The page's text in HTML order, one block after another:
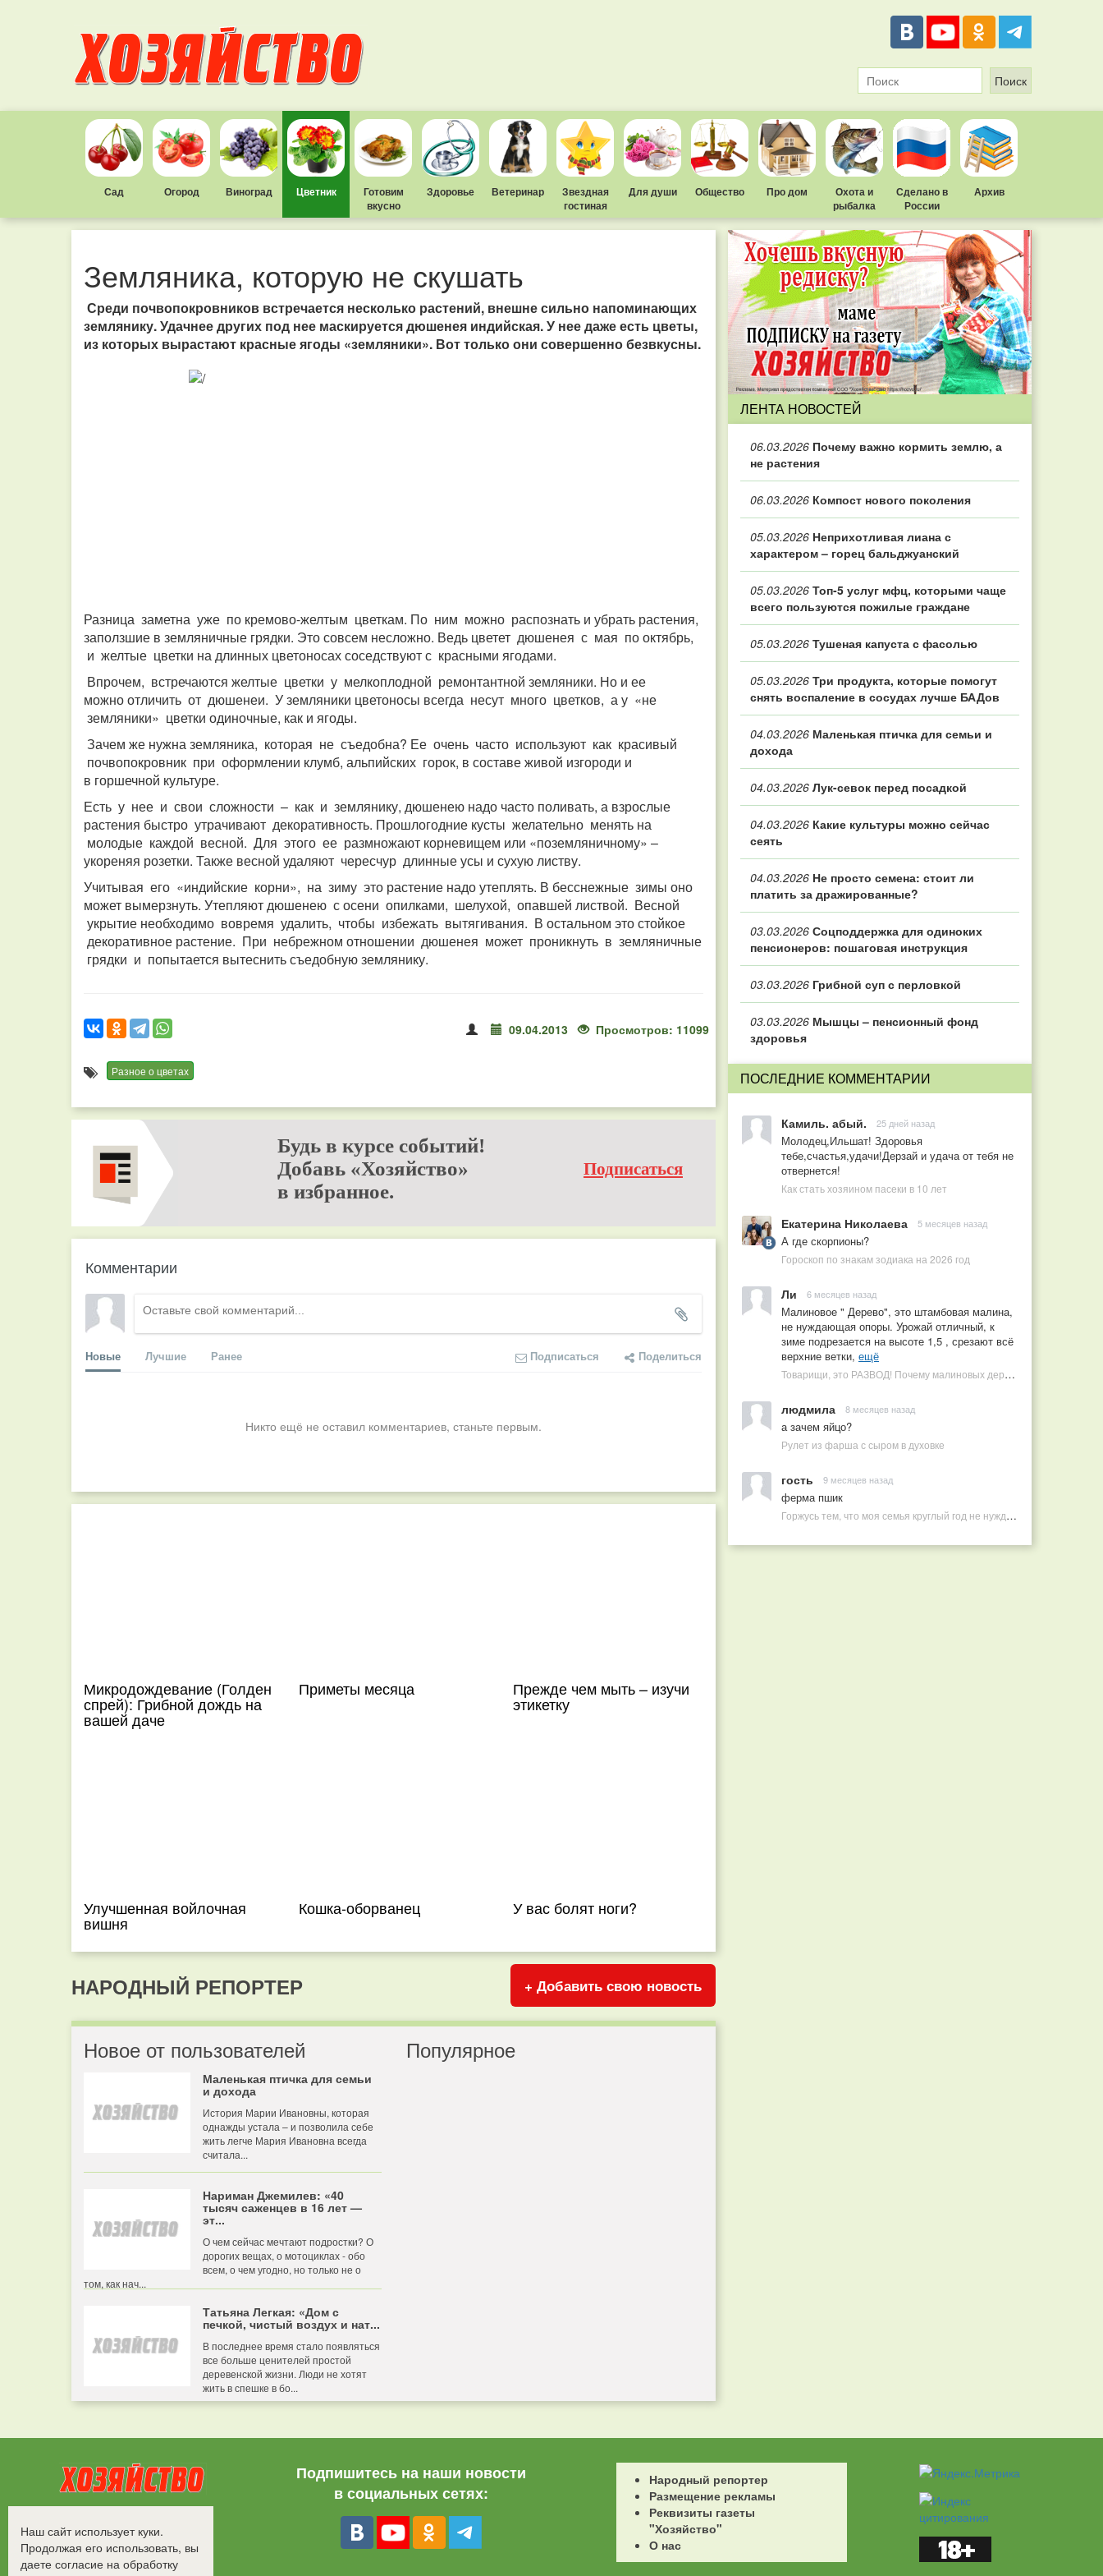
Сад Огород Виноград Цветник
Готовим
вкусно
Здоровье Ветеринар
Звездная
гостиная
Для души Общество Про дом
Охота и
рыбалка
Сделано в
России
Архив
Земляника, которую не скушать
Среди почвопокровников встречается несколько растений, внешне сильно напоминающих
землянику. Удачнее других под нее маскируется дюшенея индийская. У нее даже есть цветы,
из которых вырастают красные ягоды «земляники». Вот только они совершенно безвкусны.
Разница заметна уже по кремово-желтым цветкам. По ним можно распознать и убрать растения,
заползшие в земляничные грядки. Это совсем несложно. Ведь цветет дюшенея с мая по октябрь,
и желтые цветки на длинных цветоносах соседствуют с красными ягодами.
Впрочем, встречаются желтые цветки у мелкоплодной ремонтантной земляники. Но и ее
можно отличить от дюшенеи. У земляники цветоносы всегда несут много цветков, а у «не
земляники» цветки одиночные, как и ягоды.
Зачем же нужна земляника, которая не съедобна? Ее очень часто используют как красивый
почвопокровник при оформлении клумб, альпийских горок, в составе живой изгороди и
в горшечной культуре.
Есть у нее и свои сложности – как и землянику, дюшенею надо часто поливать, а взрослые
растения быстро утрачивают декоративность. Прошлогодние кусты желательно менять на
молодые каждой весной. Для этого ее размножают корневищем или «поземляничному» –
укореняя розетки. Также весной удаляют чересчур длинные усы и сухую листву.
Учитывая его «индийские корни», на зиму это растение надо утеплять. В бесснежные зимы оно
может вымерзнуть. Утепляют дюшенею с осени опилками, шелухой, опавшей листвой. Весной
укрытие необходимо вовремя удалить, чтобы избежать вытягивания. В остальном это стойкое
декоративное растение. При небрежном отношении дюшенея может проникнуть в земляничные
грядки и попытается вытеснить съедобную землянику.
09.04.2013 Просмотров: 11099
Разное о цветах
Будь в курсе событий!
Добавь «Хозяйство»
в избранное.
Подписаться
Комментарии
Новые Лучшие Ранее Подписаться Поделиться
Никто ещё не оставил комментариев, станьте первым.
Микродождевание (Голден
спрей): Грибной дождь на
вашей даче
Приметы месяца Прежде чем мыть – изучи
этикетку
Улучшенная войлочная
вишня
Кошка-оборванец У вас болят ноги?
НАРОДНЫЙ РЕПОРТЕР + Добавить свою новость
Новое от пользователей
Маленькая птичка для семьи
и дохода
История Марии Ивановны, которая
однажды устала – и позволила себе
жить легче Мария Ивановна всегда
считала...
Нариман Джемилев: «40
тысяч саженцев в 16 лет —
эт...
О чем сейчас мечтают подростки? О
дорогих вещах, о мотоциклах - обо
всем, о чем угодно, но только не о
том, как нач...
Татьяна Легкая: «Дом с
печкой, чистый воздух и нат...
В последнее время стало появляться
все больше ценителей простой
деревенской жизни. Люди не хотят
жить в спешке в бо...
Популярное
ЛЕНТА НОВОСТЕЙ
06.03.2026 Почему важно кормить землю, а
не растения
06.03.2026 Компост нового поколения
05.03.2026 Неприхотливая лиана с
характером – горец бальджуанский
05.03.2026 Топ‑5 услуг мфц, которыми чаще
всего пользуются пожилые граждане
05.03.2026 Тушеная капуста с фасолью
05.03.2026 Три продукта, которые помогут
снять воспаление в сосудах лучше БАДов
04.03.2026 Маленькая птичка для семьи и
дохода
04.03.2026 Лук-севок перед посадкой
04.03.2026 Какие культуры можно сейчас
сеять
04.03.2026 Не просто семена: стоит ли
платить за дражированные?
03.03.2026 Соцподдержка для одиноких
пенсионеров: пошаговая инструкция
03.03.2026 Грибной суп с перловкой
03.03.2026 Мышцы – пенсионный фонд
здоровья
ПОСЛЕДНИЕ КОММЕНТАРИИ
Камиль. абый. 25 дней назад
Молодец,Ильшат! Здоровья
тебе,счастья,удачи!Дерзай и удача от тебя не
отвернется!
Как стать хозяином пасеки в 10 лет
Екатерина Николаева 5 месяцев назад
А где скорпионы?
Гороскоп по знакам зодиака на 2026 год
Ли 6 месяцев назад
Малиновое " Дерево", это штамбовая малина,
не нуждающая опоры. Урожай отличный, к
зиме подрезается на высоте 1,5 , срезают всё
верхние ветки, ещё
Товарищи, это РАЗВОД! Почему малиновых деревьев не бывает, или Как ушлые продавцы наживаются на мечтах садоводов
людмила 8 месяцев назад
а зачем яйцо?
Рулет из фарша с сыром в духовке
гость 9 месяцев назад
ферма пшик
Горжусь тем, что моя семья круглый год не нуждается в покупных витаминах
Все права защищены.
©2008-2017 - "Хозяйство"
Подпишитесь на наши новости
в социальных сетях:
Народный репортер
Размещение рекламы
Реквизиты газеты
"Хозяйство"
О нас
Наш сайт использует куки.
Продолжая его использовать, вы
даете согласие на обработку